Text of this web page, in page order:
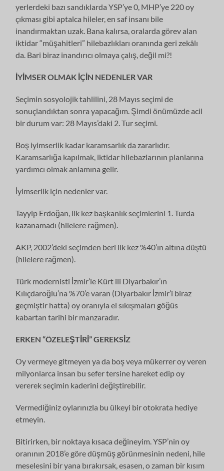
yerlerdeki bazı sandıklarda YSP’ye 0, MHP’ye 220 oy
çıkması gibi aptalca hileler, en saf insanı bile
inandırmaktan uzak. Bana kalırsa, oralarda görev alan
iktidar “müşahitleri” hilebazlıkları oranında geri zekâlı
da. Bari biraz inandırıcı olmaya çalış, değil mi?!
İYİMSER OLMAK İÇİN NEDENLER VAR
Seçimin sosyolojik tahlilini, 28 Mayıs seçimi de
sonuçlandıktan sonra yapacağım. Şimdi önümüzde acil
bir durum var: 28 Mayıs’daki 2. Tur seçimi.
Boş iyimserlik kadar karamsarlık da zararlıdır.
Karamsarlığa kapılmak, iktidar hilebazlarının planlarına
yardımcı olmak anlamına gelir.
İyimserlik için nedenler var.
Tayyip Erdoğan, ilk kez başkanlık seçimlerini 1. Turda
kazanamadı (hilelere rağmen).
AKP, 2002’deki seçimden beri ilk kez %40’ın altına düştü
(hilelere rağmen).
Türk modernisti İzmir’le Kürt ili Diyarbakır’ın
Kılıçdaroğlu’na %70’e varan (Diyarbakır İzmir’i biraz
geçmiştir hatta) oy oranıyla el sıkışmaları göğüs
kabartan tarihi bir manzaradır.
ERKEN “ÖZELEŞTİRİ” GEREKSİZ
Oy vermeye gitmeyen ya da boş veya mükerrer oy veren
milyonlarca insan bu sefer tersine hareket edip oy
vererek seçimin kaderini değiştirebilir.
Vermediğiniz oylarınızla bu ülkeyi bir otokrata hediye
etmeyin.
Bitirirken, bir noktaya kısaca değineyim. YSP’nin oy
oranının 2018’e göre düşmüş görünmesinin nedeni, hile
meselesini bir yana bırakırsak, esasen, o zaman bir kısım